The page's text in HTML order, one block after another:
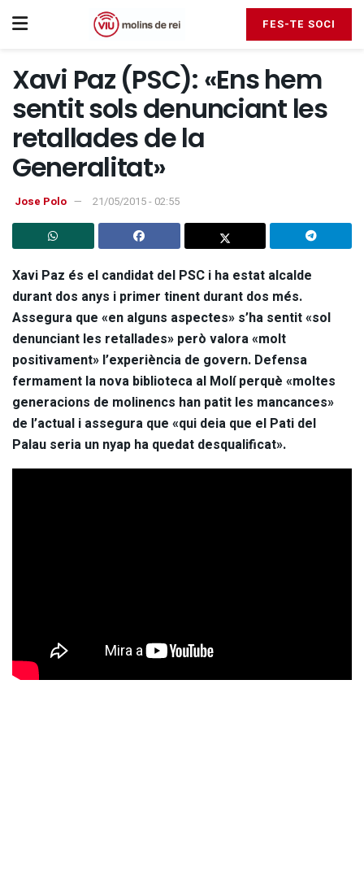
FES-TE SOCI
Xavi Paz (PSC): «Ens hem
sentit sols denunciant les
retallades de la
Generalitat»
Jose Polo 21/05/2015 - 02:55
Xavi Paz és el candidat del PSC i ha estat alcalde
durant dos anys i primer tinent durant dos més.
Assegura que «en alguns aspectes» s’ha sentit «sol
denunciant les retallades» però valora «molt
positivament» l’experiència de govern. Defensa
fermament la nova biblioteca al Molí perquè «moltes
generacions de molinencs han patit les mancances»
de l’actual i assegura que «qui deia que el Pati del
Palau seria un nyap ha quedat desqualificat».